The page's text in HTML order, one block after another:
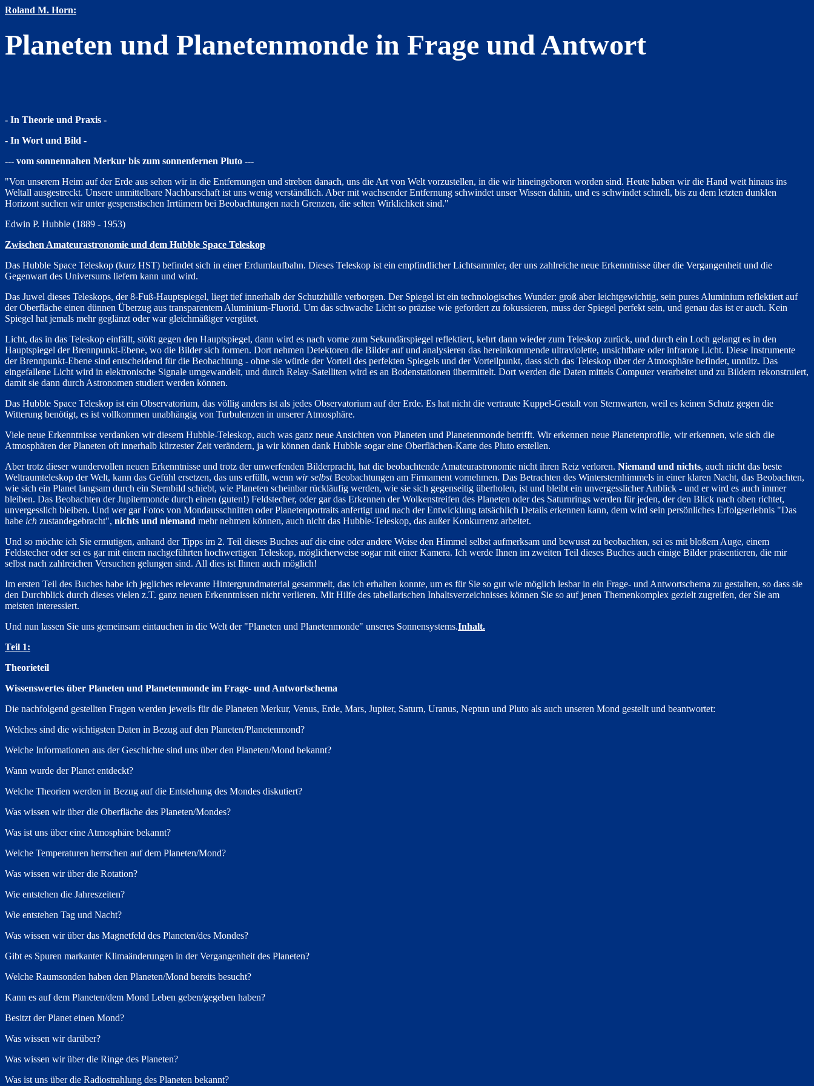
Roland M. Horn:
Planeten und Planetenmonde in Frage und Antwort
- In Theorie und Praxis -
- In Wort und Bild -
--- vom sonnennahen Merkur bis zum sonnenfernen Pluto ---
"Von unserem Heim auf der Erde aus sehen wir in die Entfernungen und streben danach, uns die Art von Welt vorzustellen, in die wir hineingeboren worden sind. Heute haben wir die Hand weit hinaus ins
Weltall ausgestreckt. Unsere unmittelbare Nachbarschaft ist uns wenig verständlich. Aber mit wachsender Entfernung schwindet unser Wissen dahin, und es schwindet schnell, bis zu dem letzten dunklen
Horizont suchen wir unter gespenstischen Irrtümern bei Beobachtungen nach Grenzen, die selten Wirklichkeit sind."
Edwin P. Hubble (1889 - 1953)
Zwischen Amateurastronomie und dem Hubble Space Teleskop
Das Hubble Space Teleskop (kurz HST) befindet sich in einer Erdumlaufbahn. Dieses Teleskop ist ein empfindlicher Lichtsammler, der uns zahlreiche neue Erkenntnisse über die Vergangenheit und die
Gegenwart des Universums liefern kann und wird.
Das Juwel dieses Teleskops, der 8-Fuß-Hauptspiegel, liegt tief innerhalb der Schutzhülle verborgen. Der Spiegel ist ein technologisches Wunder: groß aber leichtgewichtig, sein pures Aluminium reflektiert auf
der Oberfläche einen dünnen Überzug aus transparentem Aluminium-Fluorid. Um das schwache Licht so präzise wie gefordert zu fokussieren, muss der Spiegel perfekt sein, und genau das ist er auch. Kein
Spiegel hat jemals mehr geglänzt oder war gleichmäßiger vergütet.
Licht, das in das Teleskop einfällt, stößt gegen den Hauptspiegel, dann wird es nach vorne zum Sekundärspiegel reflektiert, kehrt dann wieder zum Teleskop zurück, und durch ein Loch gelangt es in den
Hauptspiegel der Brennpunkt-Ebene, wo die Bilder sich formen. Dort nehmen Detektoren die Bilder auf und analysieren das hereinkommende ultraviolette, unsichtbare oder infrarote Licht. Diese Instrumente
der Brennpunkt-Ebene sind entscheidend für die Beobachtung - ohne sie würde der Vorteil des perfekten Spiegels und der Vorteilpunkt, dass sich das Teleskop über der Atmosphäre befindet, unnütz. Das
eingefallene Licht wird in elektronische Signale umgewandelt, und durch Relay-Satelliten wird es an Bodenstationen übermittelt. Dort werden die Daten mittels Computer verarbeitet und zu Bildern rekonstruiert,
damit sie dann durch Astronomen studiert werden können.
Das Hubble Space Teleskop ist ein Observatorium, das völlig anders ist als jedes Observatorium auf der Erde. Es hat nicht die vertraute Kuppel-Gestalt von Sternwarten, weil es keinen Schutz gegen die
Witterung benötigt, es ist vollkommen unabhängig von Turbulenzen in unserer Atmosphäre.
Viele neue Erkenntnisse verdanken wir diesem Hubble-Teleskop, auch was ganz neue Ansichten von Planeten und Planetenmonde betrifft. Wir erkennen neue Planetenprofile, wir erkennen, wie sich die
Atmosphären der Planeten oft innerhalb kürzester Zeit verändern, ja wir können dank Hubble sogar eine Oberflächen-Karte des Pluto erstellen.
Aber trotz dieser wundervollen neuen Erkenntnisse und trotz der unwerfenden Bilderpracht, hat die beobachtende Amateurastronomie nicht ihren Reiz verloren. Niemand und nichts, auch nicht das beste
Weltraumteleskop der Welt, kann das Gefühl ersetzen, das uns erfüllt, wenn wir selbstBeobachtungen am Firmament vornehmen. Das Betrachten des Wintersternhimmels in einer klaren Nacht, das Beobachten,
wie sich ein Planet langsam durch ein Sternbild schiebt, wie Planeten scheinbar rückläufig werden, wie sie sich gegenseitig überholen, ist und bleibt ein unvergesslicher Anblick - und er wird es auch immer
bleiben. Das Beobachten der Jupitermonde durch einen (guten!) Feldstecher, oder gar das Erkennen der Wolkenstreifen des Planeten oder des Saturnrings werden für jeden, der den Blick nach oben richtet,
unvergesslich bleiben. Und wer gar Fotos von Mondausschnitten oder Planetenportraits anfertigt und nach der Entwicklung tatsächlich Details erkennen kann, dem wird sein persönliches Erfolgserlebnis "Das
habe ich zustandegebracht", nichts und niemand mehr nehmen können, auch nicht das Hubble-Teleskop, das außer Konkurrenz arbeitet.
Und so möchte ich Sie ermutigen, anhand der Tipps im 2. Teil dieses Buches auf die eine oder andere Weise den Himmel selbst aufmerksam und bewusst zu beobachten, sei es mit bloßem Auge, einem
Feldstecher oder sei es gar mit einem nachgeführten hochwertigen Teleskop, möglicherweise sogar mit einer Kamera. Ich werde Ihnen im zweiten Teil dieses Buches auch einige Bilder präsentieren, die mir
selbst nach zahlreichen Versuchen gelungen sind. All dies ist Ihnen auch möglich!
Im ersten Teil des Buches habe ich jegliches relevante Hintergrundmaterial gesammelt, das ich erhalten konnte, um es für Sie so gut wie möglich lesbar in ein Frage- und Antwortschema zu gestalten, so dass sie
den Durchblick durch dieses vielen z.T. ganz neuen Erkenntnissen nicht verlieren. Mit Hilfe des tabellarischen Inhaltsverzeichnisses können Sie so auf jenen Themenkomplex gezielt zugreifen, der Sie am
meisten interessiert.
Und nun lassen Sie uns gemeinsam eintauchen in die Welt der "Planeten und Planetenmonde" unseres Sonnensystems.Inhalt.
Teil 1:
Theorieteil
Wissenswertes über Planeten und Planetenmonde im Frage- und Antwortschema
Die nachfolgend gestellten Fragen werden jeweils für die Planeten Merkur, Venus, Erde, Mars, Jupiter, Saturn, Uranus, Neptun und Pluto als auch unseren Mond gestellt und beantwortet:
Welches sind die wichtigsten Daten in Bezug auf den Planeten/Planetenmond?
Welche Informationen aus der Geschichte sind uns über den Planeten/Mond bekannt?
Wann wurde der Planet entdeckt?
Welche Theorien werden in Bezug auf die Entstehung des Mondes diskutiert?
Was wissen wir über die Oberfläche des Planeten/Mondes?
Was ist uns über eine Atmosphäre bekannt?
Welche Temperaturen herrschen auf dem Planeten/Mond?
Was wissen wir über die Rotation?
Wie entstehen die Jahreszeiten?
Wie entstehen Tag und Nacht?
Was wissen wir über das Magnetfeld des Planeten/des Mondes?
Gibt es Spuren markanter Klimaänderungen in der Vergangenheit des Planeten?
Welche Raumsonden haben den Planeten/Mond bereits besucht?
Kann es auf dem Planeten/dem Mond Leben geben/gegeben haben?
Besitzt der Planet einen Mond?
Was wissen wir darüber?
Was wissen wir über die Ringe des Planeten?
Was ist uns über die Radiostrahlung des Planeten bekannt?